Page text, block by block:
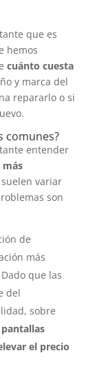
que es
hemos
cuánto cuesta
y marca del
repararlo o si
comunes?
entender
más
variar
son
de
más
que las
del
sobre
pantallas
el precio